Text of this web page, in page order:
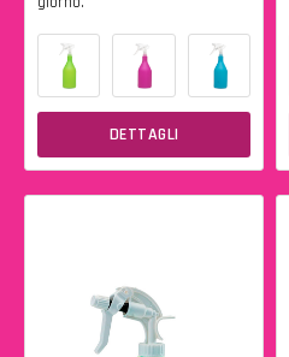
DETTAGLI